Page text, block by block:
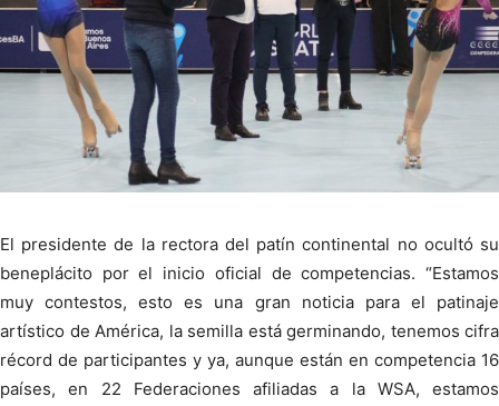
El presidente de la rectora del patín continental no ocultó su
beneplácito por el inicio oficial de competencias. “Estamos
muy contestos, esto es una gran noticia para el patinaje
artístico de América, la semilla está germinando, tenemos cifra
récord de participantes y ya, aunque están en competencia 16
países, en 22 Federaciones afiliadas a la WSA, estamos